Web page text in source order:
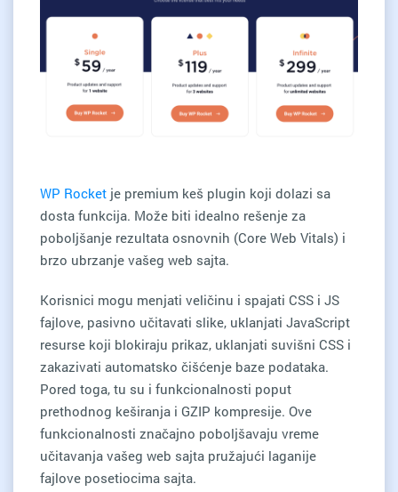
WP Rocket je premium keš plugin koji dolazi sa
dosta funkcija. Može biti idealno rešenje za
poboljšanje rezultata osnovnih (Core Web Vitals) i
brzo ubrzanje vašeg web sajta.
Korisnici mogu menjati veličinu i spajati CSS i JS
fajlove, pasivno učitavati slike, uklanjati JavaScript
resurse koji blokiraju prikaz, uklanjati suvišni CSS i
zakazivati automatsko čišćenje baze podataka.
Pored toga, tu su i funkcionalnosti poput
prethodnog keširanja i GZIP kompresije. Ove
funkcionalnosti značajno poboljšavaju vreme
učitavanja vašeg web sajta pružajući laganije
fajlove posetiocima sajta.